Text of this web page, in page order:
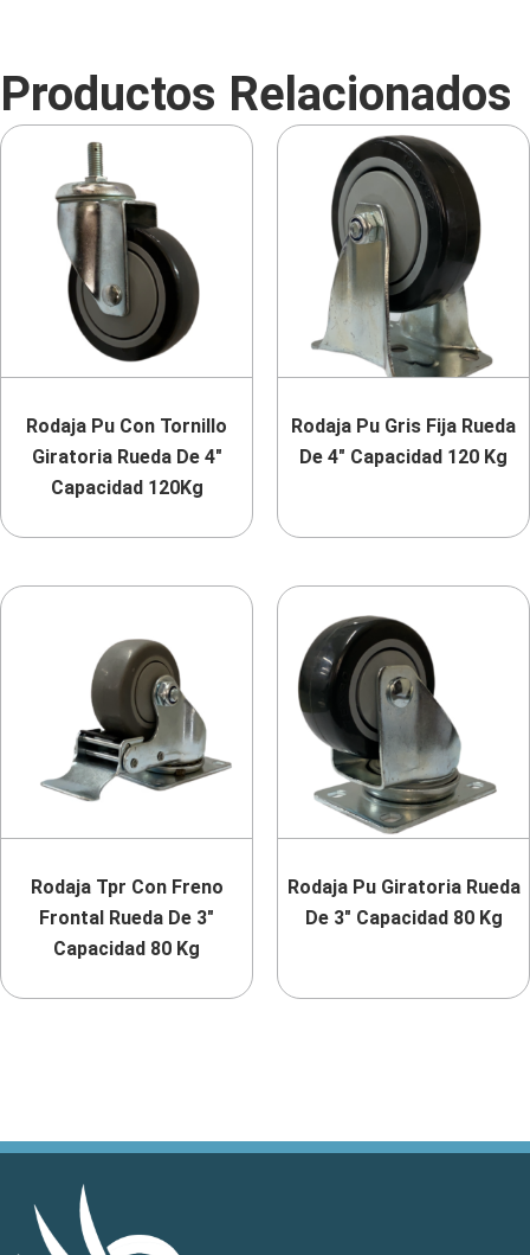
Productos Relacionados
Rodaja Pu Con Tornillo
Giratoria Rueda De 4″
Capacidad 120Kg
Rodaja Pu Gris Fija Rueda
De 4″ Capacidad 120 Kg
Rodaja Tpr Con Freno
Frontal Rueda De 3″
Capacidad 80 Kg
Rodaja Pu Giratoria Rueda
De 3″ Capacidad 80 Kg